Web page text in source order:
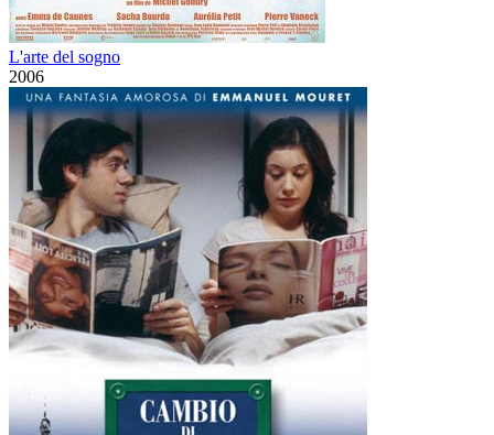
L'arte del sogno
2006